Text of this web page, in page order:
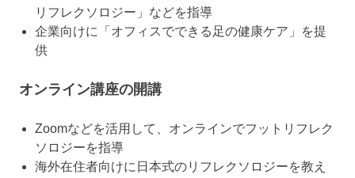
リフレクソロジー」などを指導
企業向けに「オフィスでできる足の健康ケア」を提
供
オンライン講座の開講
Zoomなどを活用して、オンラインでフットリフレク
ソロジーを指導
海外在住者向けに日本式のリフレクソロジーを教え